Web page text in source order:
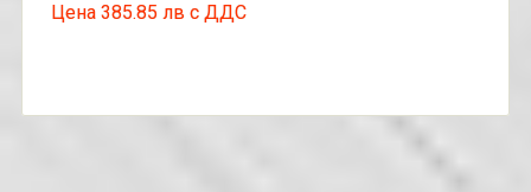
Цена 385.85 лв с ДДС